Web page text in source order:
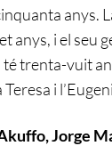
anys.
anys, i el seu
trenta-vuit
i
Jorge